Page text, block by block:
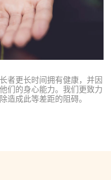
者更长时间拥有健康，并因
们的身心能力。我们更致力
造成此等差距的阻碍。